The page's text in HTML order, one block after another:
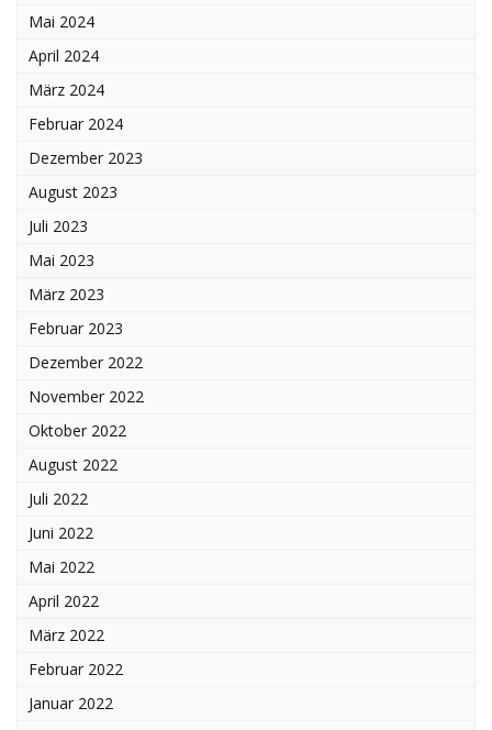
Mai 2024
April 2024
März 2024
Februar 2024
Dezember 2023
August 2023
Juli 2023
Mai 2023
März 2023
Februar 2023
Dezember 2022
November 2022
Oktober 2022
August 2022
Juli 2022
Juni 2022
Mai 2022
April 2022
März 2022
Februar 2022
Januar 2022